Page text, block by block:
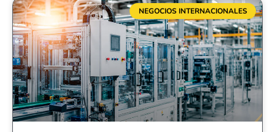
NEGOCIOS INTERNACIONALES